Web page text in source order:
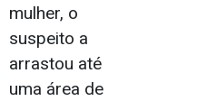
mulher, o
suspeito a
arrastou até
uma área de